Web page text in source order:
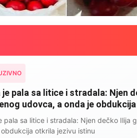
je pala sa litice i stradala: Njen
udovca, a onda je
pala sa litice i stradala: Njen dečko Ilija
otkrila jezivu istinu